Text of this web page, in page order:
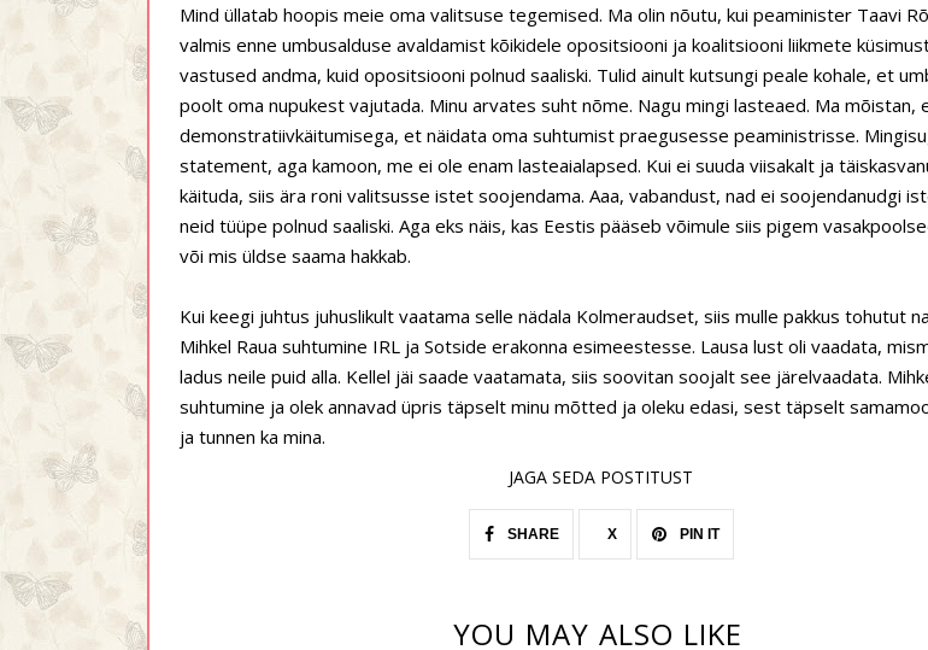
Mind üllatab hoopis meie oma valitsuse tegemised. Ma olin nõutu, kui peaminister Taavi
valmis enne umbusalduse avaldamist kõikidele opositsiooni ja koalitsiooni liikmete
vastused andma, kuid opositsiooni polnud saaliski. Tulid ainult kutsungi peale kohale, et
poolt oma nupukest vajutada. Minu arvates suht nõme. Nagu mingi lasteaed. Ma mõistan,
demonstratiivkäitumisega, et näidata oma suhtumist praegusesse peaministrisse.
statement, aga kamoon, me ei ole enam lasteaialapsed. Kui ei suuda viisakalt ja
käituda, siis ära roni valitsusse istet soojendama. Aaa, vabandust, nad ei soojendanudgi
neid tüüpe polnud saaliski. Aga eks näis, kas Eestis pääseb võimule siis pigem
või mis üldse saama hakkab.
Kui keegi juhtus juhuslikult vaatama selle nädala Kolmeraudset, siis mulle pakkus tohutut
Mihkel Raua suhtumine IRL ja Sotside erakonna esimeestesse. Lausa lust oli vaadata,
ladus neile puid alla. Kellel jäi saade vaatamata, siis soovitan soojalt see järelvaadata.
suhtumine ja olek annavad üpris täpselt minu mõtted ja oleku edasi, sest täpselt
ja tunnen ka mina.
JAGA SEDA POSTITUST
SHARE X PIN IT
YOU MAY ALSO LIKE